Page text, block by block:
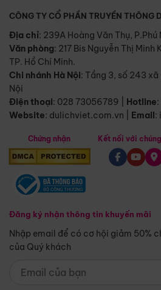
CÔNG TY CỔ PHẦN TRUYỀN THÔNG
Địa chỉ: 239A Hoàng Văn Thụ, P.Phú
Văn phòng: 217 Bis Nguyễn Thị Minh
TP. Hồ Chí Minh.
Chi nhánh Hà Nội: Tầng 3, số 243
Nội
Điện thoại: 028 73056789 Hotline:
Website: dulichviet.com.vn Email:
Chứng nhận
Đăng ký nhận thông tin khuyến mãi
Nhập email để có cơ hội giảm 50%
của Quý khách
Kết nối với